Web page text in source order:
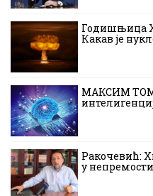
Годишњица
Какав је
МАКСИМ
Ракочевић:
у